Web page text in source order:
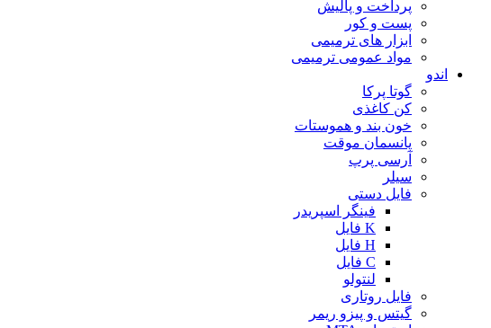
پرداخت و پالیش
پست و کور
ابزار های ترمیمی
مواد عمومی ترمیمی
اندو
گوتا پرکا
کن کاغذی
خون بند و هموستات
پانسمان موقت
آرسی پرپ
سیلر
فایل دستی
فینگر اسپریدر
K فایل
H فایل
C فایل
لنتولو
فایل روتاری
گیتس و پیزو ریمر